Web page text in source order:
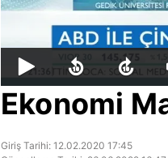
Ekonomi
Giriş Tarihi: 12.02.2020 17:45